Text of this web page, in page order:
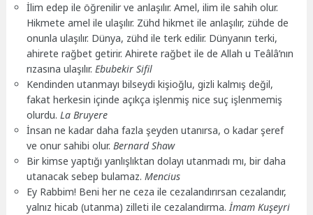
İlim edep ile öğrenilir ve anlaşılır. Amel, ilim ile sahih olur.
Hikmete amel ile ulaşılır. Zühd hikmet ile anlaşılır, zühde de
onunla ulaşılır. Dünya, zühd ile terk edilir. Dünyanın terki,
ahirete rağbet getirir. Ahirete rağbet ile de Allah u Teâlâ’nın
rızasına ulaşılır.Ebubekir Sifil
Kendinden utanmayı bilseydi kişioğlu, gizli kalmış değil,
fakat herkesin içinde açıkça işlenmiş nice suç işlenmemiş
olurdu.La Bruyere
İnsan ne kadar daha fazla şeyden utanırsa, o kadar şeref
ve onur sahibi olur.Bernard Shaw
Bir kimse yaptığı yanlışlıktan dolayı utanmadı mı, bir daha
utanacak sebep bulamaz.Mencius
Ey Rabbim! Beni her ne ceza ile cezalandırırsan cezalandır,
yalnız hicab (utanma) zilleti ile cezalandırma.İmam Kuşeyri